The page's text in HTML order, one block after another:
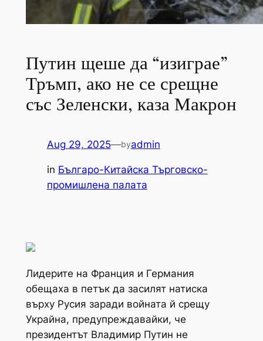
Путин щеше да “изиграе”
Тръмп, ако не се срещне
със Зеленски, каза Макрон
Aug 29, 2025—byadmin
in Българо-Китайска Търговско-
промишлена палaта
Лидерите на Франция и Германия
обещаха в петък да засилят натиска
върху Русия заради войната й срещу
Украйна, предупреждавайки, че
президентът Владимир Путин не